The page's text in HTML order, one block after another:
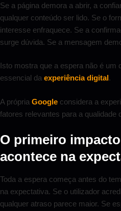
Se a página demora a abrir, a
qualquer conteúdo ser lido. Se o
interesse enfraquece. Se a
surge dúvida. Se a mensagem
Isto mostra que a espera não é um
essencial da experiência digital.
A própria Google considera a
fatores relevantes para a qualidade
O primeiro
acontece na
Toda a espera começa antes do
na expectativa. Se o utilizador
qualquer atraso parece maior. Se